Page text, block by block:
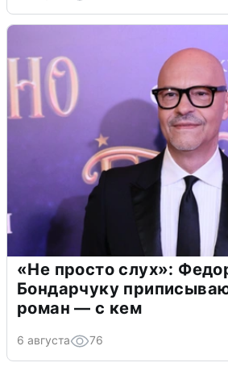
«Не просто слух»:
Бондарчуку
роман — с кем
6 августа 76